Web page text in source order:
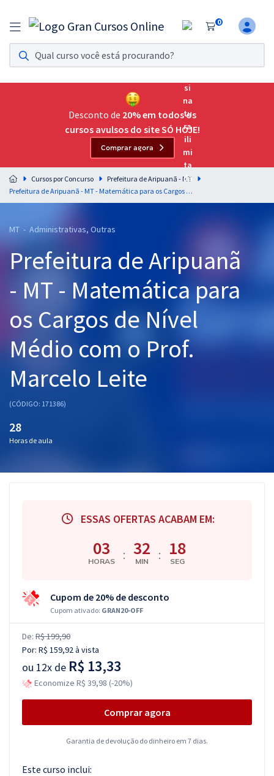
0
Assinatura Ilimitada 11
Acesso a todos os cursos. Teste grátis por 7 dias!
Assinatura OAB Até Passar
Acesso ilimitado a toda preparação para o Exame da
Residências Multiprofissionais
Preparação completa e intensiva para as principais
residências em saúde do Brasil
Cursos 20% OFF
Graduação
OAB
Questões grátis
Conteúdo gratuito
Aprovados
Desconto de 20% em todos os
cursos avulsos do site SÓ HOJE!
Comprar agora
Cursos por Concurso
Prefeitura de Aripuanã - MT
Prefeitura de Aripuanã - MT - Matemática para os Cargos de Nível Médio com o Prof. Marcelo Leite
MT - Administrativas, Outras
Prefeitura de Aripuanã
- MT - Matemática para
os Cargos de Nível
Médio com o Prof.
Marcelo Leite
(CÓDIGO: 171386)
28
Horas de aula
ESSAS OFERTAS ACABAM EM:
03
HORAS : 32
MIN : 18
SEG
Cupom de 20% de desconto
Cupom ativado: GRAN20-OFF
De: R$ 199,90
Por: R$ 159,92à vista
ou 12x de R$ 13,33
Economize R$ 39,98 (-20%)
Comprar agora
Garantia de devolução do dinheiro em 7 dias.
Este curso inclui: